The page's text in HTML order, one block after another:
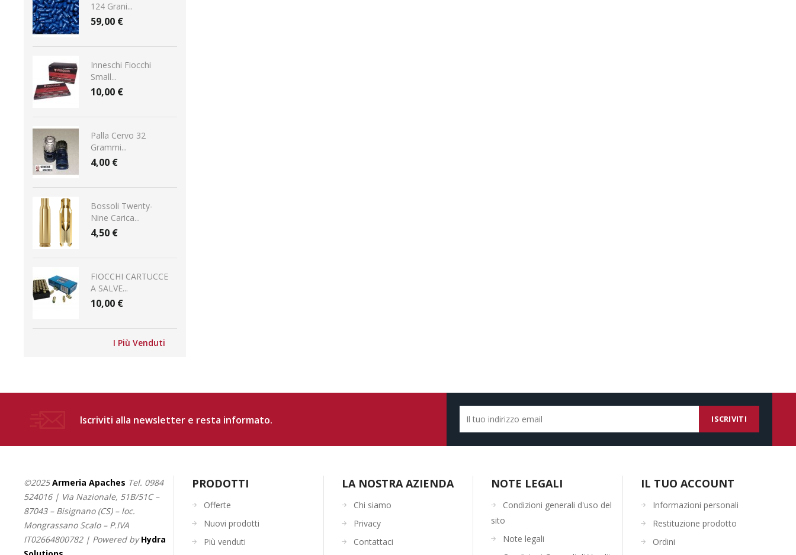
124 Grani...
59,00 €
Inneschi Fiocchi
Small...
10,00 €
Palla Cervo 32
Grammi...
4,00 €
Bossoli Twenty-
Nine Carica...
4,50 €
FIOCCHI CARTUCCE
A SALVE...
10,00 €
I Più Venduti
Iscriviti alla newsletter e resta informato.
©2025Armeria Apaches Tel. 0984
524016| Via Nazionale, 51B/51C –
87043 – Bisignano (CS) – loc.
Mongrassano Scalo – P.IVA
IT02664800782 | Powered byHydra
PRODOTTI
Offerte
Nuovi prodotti
Più venduti
LA NOSTRA AZIENDA
Chi siamo
Privacy
Contattaci
NOTE LEGALI
Condizioni generali d'uso del
sito
Note legali
IL TUO ACCOUNT
Informazioni personali
Restituzione prodotto
Ordini